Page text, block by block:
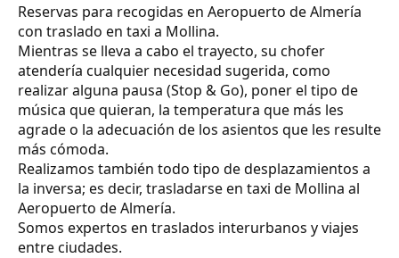
Reservas para recogidas en Aeropuerto de Almería
con traslado en taxi a Mollina.
Mientras se lleva a cabo el trayecto, su chofer
atendería cualquier necesidad sugerida, como
realizar alguna pausa (Stop & Go), poner el tipo de
música que quieran, la temperatura que más les
agrade o la adecuación de los asientos que les resulte
más cómoda.
Realizamos también todo tipo de desplazamientos a
la inversa; es decir, trasladarse en taxi de Mollina al
Aeropuerto de Almería.
Somos expertos en traslados interurbanos y viajes
entre ciudades.